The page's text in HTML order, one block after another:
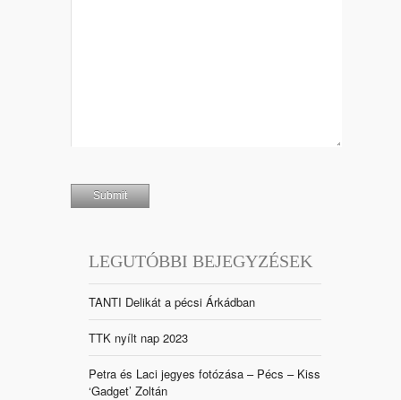
LEGUTÓBBI BEJEGYZÉSEK
TANTI Delikát a pécsi Árkádban
TTK nyílt nap 2023
Petra és Laci jegyes fotózása – Pécs – Kiss
‘Gadget’ Zoltán